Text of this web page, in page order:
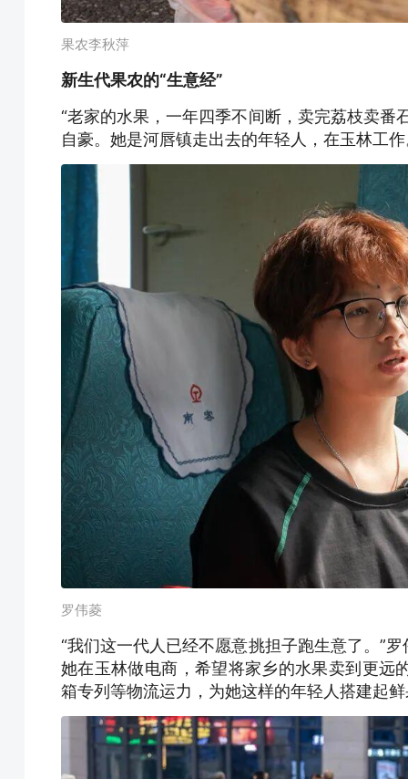
果农李秋萍
新生代果农的“生意经”
“老家的水果，一年四季不间断，卖完荔枝卖番
自豪。她是河唇镇走出去的年轻人，在玉林工
罗伟菱
“我们这一代人已经不愿意挑担子跑生意了。”
她在玉林做电商，希望将家乡的水果卖到更远
箱专列等物流运力，为她这样的年轻人搭建起